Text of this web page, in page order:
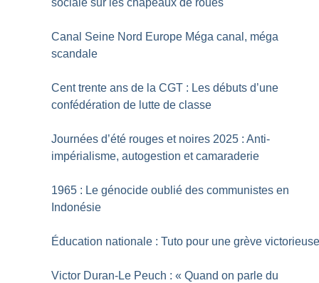
sociale sur les chapeaux de roues
Canal Seine Nord Europe Méga canal, méga
scandale
Cent trente ans de la CGT : Les débuts d’une
confédération de lutte de classe
Journées d’été rouges et noires 2025 : Anti-
impérialisme, autogestion et camaraderie
1965 : Le génocide oublié des communistes en
Indonésie
Éducation nationale : Tuto pour une grève
Victor Duran-Le Peuch : « Quand on parle du